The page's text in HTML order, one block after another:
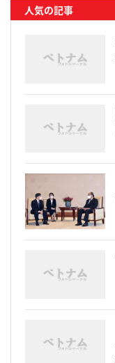
人気の記事